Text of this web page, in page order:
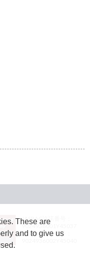
JASRAC許諾番号：
9024936001Y45037
JASRAC許諾番号：
These are
and to give us